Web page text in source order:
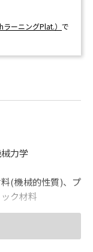
ラーニングPlat.）で
力学
(機械的性質)、プ
ク材料
、機械設計の基